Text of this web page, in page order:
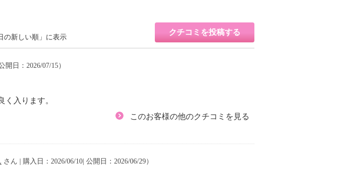
クチコミを投稿する
の新しい順」に表示
開日：2026/07/15）
入ります。
このお客様の他のクチコミを見る
さん | 購入日：2026/06/10| 公開日：2026/06/29）